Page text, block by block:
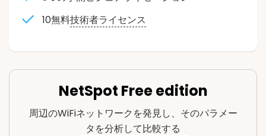
10無料技術者ライセンス
NetSpot Free edition
周辺のWiFiネットワークを発見し、そのパラメー
タを分析して比較する